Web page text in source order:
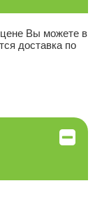
цене Вы можете в
доставка по